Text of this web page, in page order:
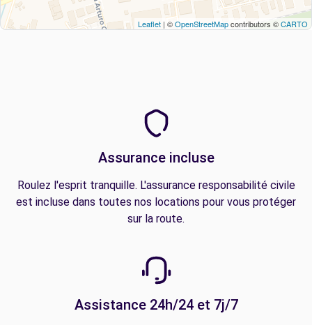
Leaflet | ©OpenStreetMapcontributors ©CARTO
Assurance incluse
Roulez l'esprit tranquille. L'assurance responsabilité civile
est incluse dans toutes nos locations pour vous protéger
sur la route.
Assistance 24h/24 et 7j/7